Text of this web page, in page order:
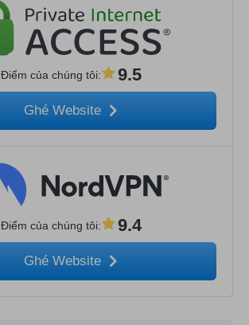
Điểm của chúng tôi: 9.5
Ghé Website
Điểm của chúng tôi: 9.4
Ghé Website